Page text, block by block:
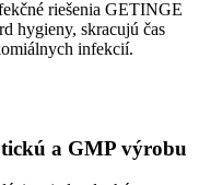
riešenia GETINGE
hygieny, skracujú čas
infekcií.
a GMP výrobu